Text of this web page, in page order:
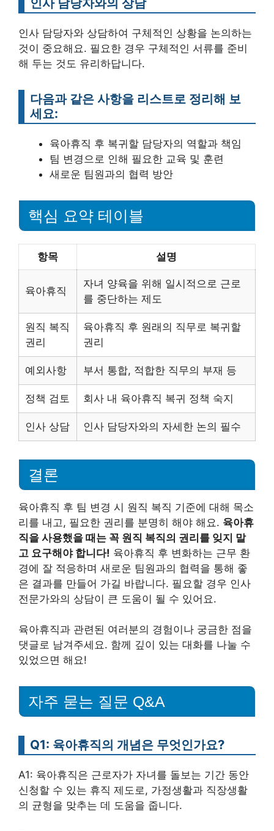
인사 담당자와 상담하여 구체적인 상황을 논의하는
것이 중요해요. 필요한 경우 구체적인 서류를 준비
해 두는 것도 유리하답니다.
다음과 같은 사항을 리스트로 정리해 보
세요:
육아휴직 후 복귀할 담당자의 역할과 책임
팀 변경으로 인해 필요한 교육 및 훈련
새로운 팀원과의 협력 방안
핵심 요약 테이블
항목 설명
육아휴직
자녀 양육을 위해 일시적으로 근로
를 중단하는 제도
원직 복직
권리
육아휴직 후 원래의 직무로 복귀할
권리
예외사항 부서 통합, 적합한 직무의 부재 등
정책 검토 회사 내 육아휴직 복귀 정책 숙지
인사 상담 인사 담당자와의 자세한 논의 필수
결론
육아휴직 후 팀 변경 시 원직 복직 기준에 대해 목소
리를 내고, 필요한 권리를 분명히 해야 해요. 육아휴
직을 사용했을 때는 꼭 원직 복직의 권리를 잊지 말
고 요구해야 합니다! 육아휴직 후 변화하는 근무 환
경에 잘 적응하며 새로운 팀원과의 협력을 통해 좋
은 결과를 만들어 가길 바랍니다. 필요할 경우 인사
전문가와의 상담이 큰 도움이 될 수 있어요.
육아휴직과 관련된 여러분의 경험이나 궁금한 점을
댓글로 남겨주세요. 함께 깊이 있는 대화를 나눌 수
있었으면 해요!
자주 묻는 질문 Q&A
Q1: 육아휴직의 개념은 무엇인가요?
A1: 육아휴직은 근로자가 자녀를 돌보는 기간 동안
신청할 수 있는 휴직 제도로, 가정생활과 직장생활
의 균형을 맞추는 데 도움을 줍니다.